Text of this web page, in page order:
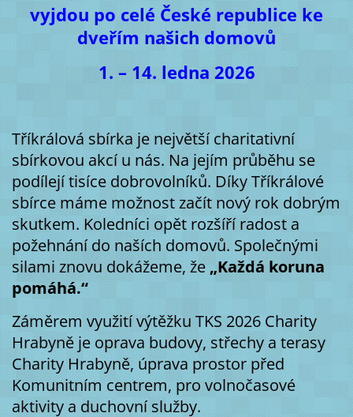
vyjdou po celé České republice ke
dveřím našich domovů
1. – 14. ledna 2026
Tříkrálová sbírka je největší charitativní
sbírkovou akcí u nás. Na jejím průběhu se
podílejí tisíce dobrovolníků. Díky Tříkrálové
sbírce máme možnost začít nový rok dobrým
skutkem. Koledníci opět rozšíří radost a
požehnání do naších domovů. Společnými
silami znovu dokážeme, že „Každá koruna
pomáhá.“
Záměrem využití výtěžku TKS 2026 Charity
Hrabyně je oprava budovy, střechy a terasy
Charity Hrabyně, úprava prostor před
Komunitním centrem, pro volnočasové
aktivity a duchovní služby.